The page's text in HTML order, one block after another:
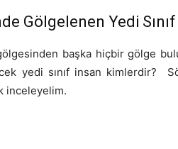
Gölgelenen Yedi
başka hiçbir gölge
yedi sınıf insan kimlerdir?
inceleyelim.